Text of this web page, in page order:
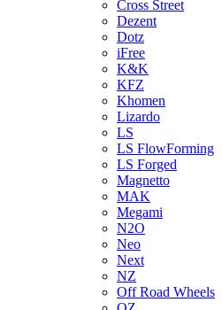
Cross Street
Dezent
Dotz
iFree
K&K
KFZ
Khomen
Lizardo
LS
LS FlowForming
LS Forged
Magnetto
MAK
Megami
N2O
Neo
Next
NZ
Off Road Wheels